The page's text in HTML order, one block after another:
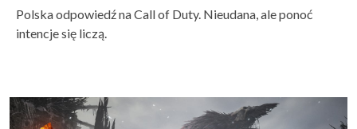
Polska odpowiedź na Call of Duty. Nieudana, ale ponoć
intencje się liczą.